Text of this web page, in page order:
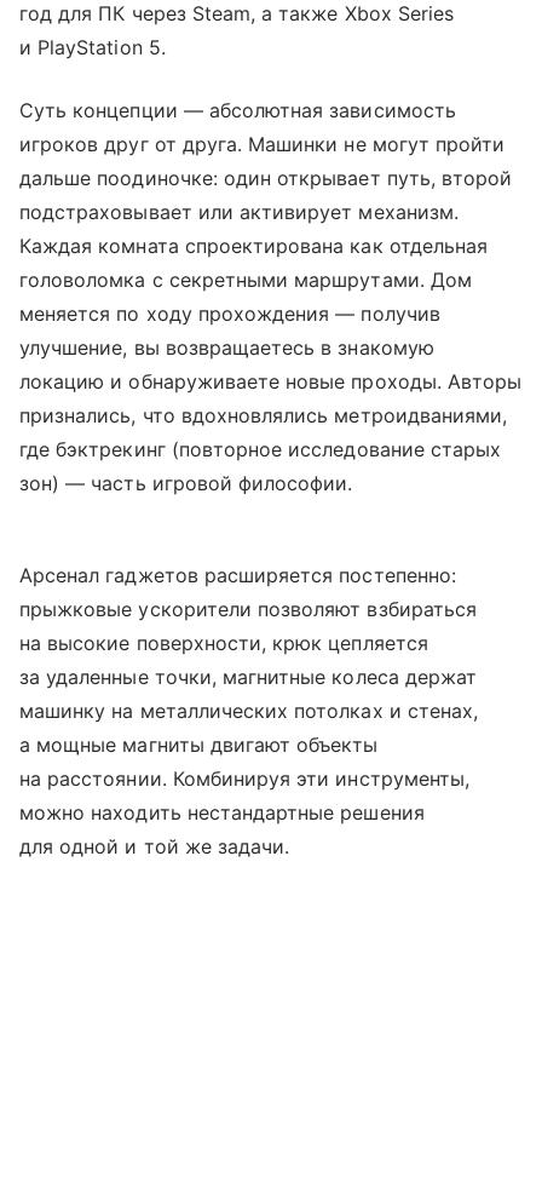
год для ПК через Steam, а также Xbox Series
и PlayStation 5.
Суть концепции — абсолютная зависимость
игроков друг от друга. Машинки не могут пройти
дальше поодиночке: один открывает путь, второй
подстраховывает или активирует механизм.
Каждая комната спроектирована как отдельная
головоломка с секретными маршрутами. Дом
меняется по ходу прохождения — получив
улучшение, вы возвращаетесь в знакомую
локацию и обнаруживаете новые проходы. Авторы
признались, что вдохновлялись метроидваниями,
где бэктрекинг (повторное исследование старых
зон) — часть игровой философии.
Арсенал гаджетов расширяется постепенно:
прыжковые ускорители позволяют взбираться
на высокие поверхности, крюк цепляется
за удаленные точки, магнитные колеса держат
машинку на металлических потолках и стенах,
а мощные магниты двигают объекты
на расстоянии. Комбинируя эти инструменты,
можно находить нестандартные решения
для одной и той же задачи.